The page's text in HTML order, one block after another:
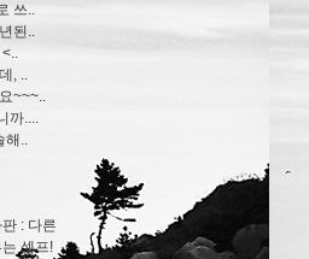
쓰..
된..
, ..
~~~..
까....
해..
: 다른
셀프!